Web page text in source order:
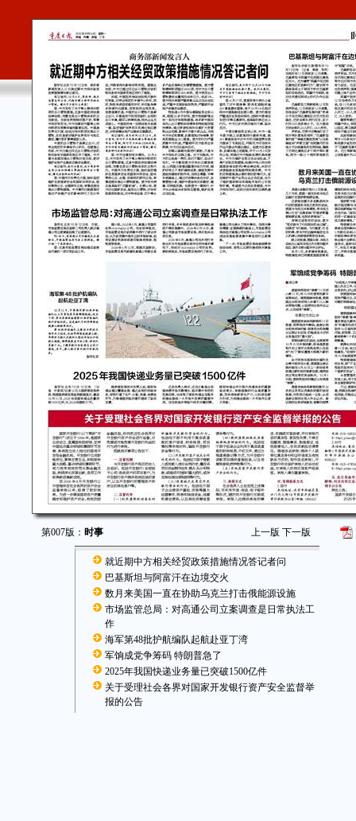
第007版： 时事 上一版 下一版
就近期中方相关经贸政策措施情况答记者问
巴基斯坦与阿富汗在边境交火
数月来美国一直在协助乌克兰打击俄能源设施
市场监管总局：对高通公司立案调查是日常执法工
作
海军第48批护航编队起航赴亚丁湾
军饷成党争筹码 特朗普急了
2025年我国快递业务量已突破1500亿件
关于受理社会各界对国家开发银行资产安全监督举
报的公告